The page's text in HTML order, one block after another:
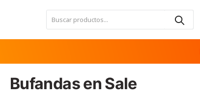
web
accesibilidad.
Bufandas en Sale